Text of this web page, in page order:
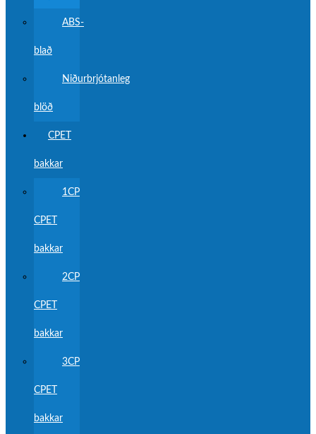
ABS-
blað
Niðurbrjótanleg
blöð
CPET
bakkar
1CP
CPET
bakkar
2CP
CPET
bakkar
3CP
CPET
bakkar